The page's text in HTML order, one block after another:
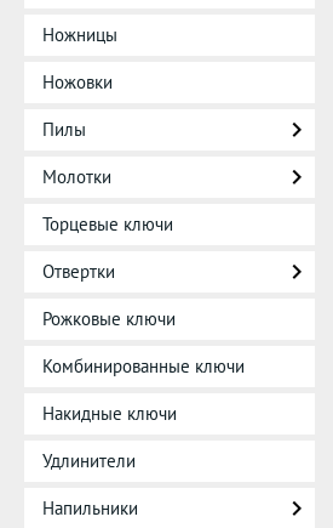
Ножницы
Ножовки
Пилы
Молотки
Торцевые ключи
Отвертки
Рожковые ключи
Комбинированные ключи
Накидные ключи
Удлинители
Напильники